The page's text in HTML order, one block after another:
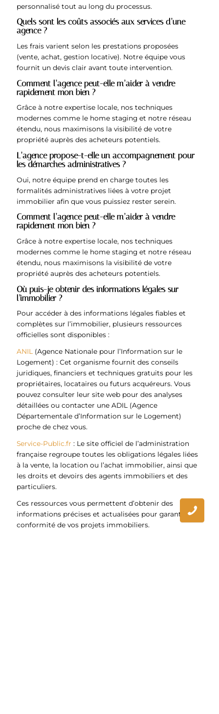
personnalisé tout au long du processus.
Quels sont les coûts associés aux services d’une
agence ?
Les frais varient selon les prestations proposées
(vente, achat, gestion locative). Notre équipe vous
fournit un devis clair avant toute intervention.
Comment l’agence peut-elle m’aider à vendre
rapidement mon bien ?
Grâce à notre expertise locale, nos techniques
modernes comme le home staging et notre réseau
étendu, nous maximisons la visibilité de votre
propriété auprès des acheteurs potentiels.
L’agence propose-t-elle un accompagnement pour
les démarches administratives ?
Oui, notre équipe prend en charge toutes les
formalités administratives liées à votre projet
immobilier afin que vous puissiez rester serein.
Comment l’agence peut-elle m’aider à vendre
rapidement mon bien ?
Grâce à notre expertise locale, nos techniques
modernes comme le home staging et notre réseau
étendu, nous maximisons la visibilité de votre
propriété auprès des acheteurs potentiels.
Où puis-je obtenir des informations légales sur
l’immobilier ?
Pour accéder à des informations légales fiables et
complètes sur l’immobilier, plusieurs ressources
officielles sont disponibles :
ANIL
(Agence Nationale pour l’Information sur le
Logement) : Cet organisme fournit des conseils
juridiques, financiers et techniques gratuits pour les
propriétaires, locataires ou futurs acquéreurs. Vous
pouvez consulter leur site web pour des analyses
détaillées ou contacter une ADIL (Agence
Départementale d’Information sur le Logement)
proche de chez vous.
Service-Public.fr : Le site officiel de l’administration
française regroupe toutes les obligations légales liées
à la vente, la location ou l’achat immobilier, ainsi que
les droits et devoirs des agents immobiliers et des
particuliers.
Ces ressources vous permettent d’obtenir des
informations précises et actualisées pour garantir la
conformité de vos projets immobiliers.